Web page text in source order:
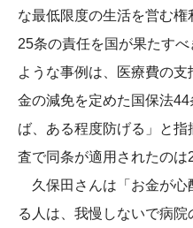
な最低限度の生活を営む
25条の責任を国が果たす
ような事例は、医療費の
金の減免を定めた国保法
ば、ある程度防げる」と
査で同条が適用されたのは
久保田さんは「お金が心
る人は、我慢しないで病